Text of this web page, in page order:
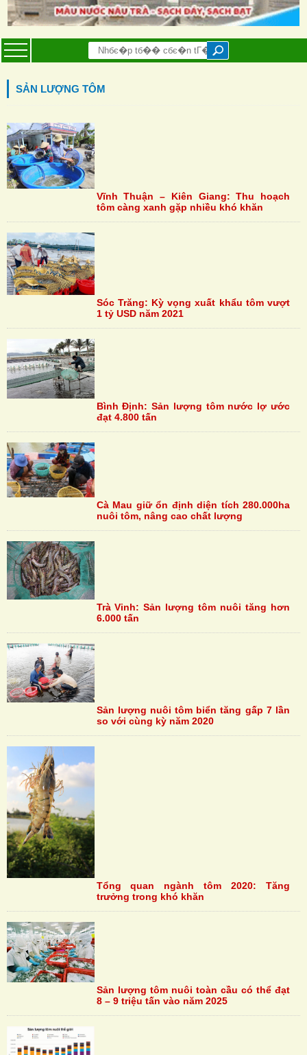
SẢN LƯỢNG TÔM
Vĩnh Thuận – Kiên Giang: Thu hoạch
tôm càng xanh gặp nhiều khó khăn
Sóc Trăng: Kỳ vọng xuất khẩu tôm vượt
1 tỷ USD năm 2021
Bình Định: Sản lượng tôm nước lợ ước
đạt 4.800 tấn
Cà Mau giữ ổn định diện tích 280.000ha
nuôi tôm, nâng cao chất lượng
Trà Vinh: Sản lượng tôm nuôi tăng hơn
6.000 tấn
Sản lượng nuôi tôm biển tăng gấp 7 lần
so với cùng kỳ năm 2020
Tổng quan ngành tôm 2020: Tăng
trưởng trong khó khăn
Sản lượng tôm nuôi toàn cầu có thể đạt
8 – 9 triệu tấn vào năm 2025